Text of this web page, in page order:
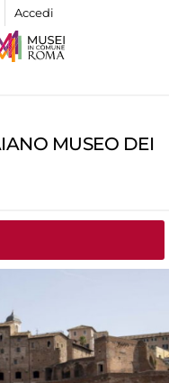
Accedi
MUSEO DEI